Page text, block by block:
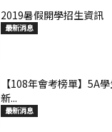
2019暑假開學招生資訊
最新消息
【108年會考榜單】5A
新...
最新消息